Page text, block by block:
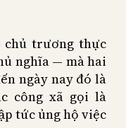
chủ trương thực
nghĩa — mà hai
ngày nay đó là
công xã gọi là
tức ủng hộ việc